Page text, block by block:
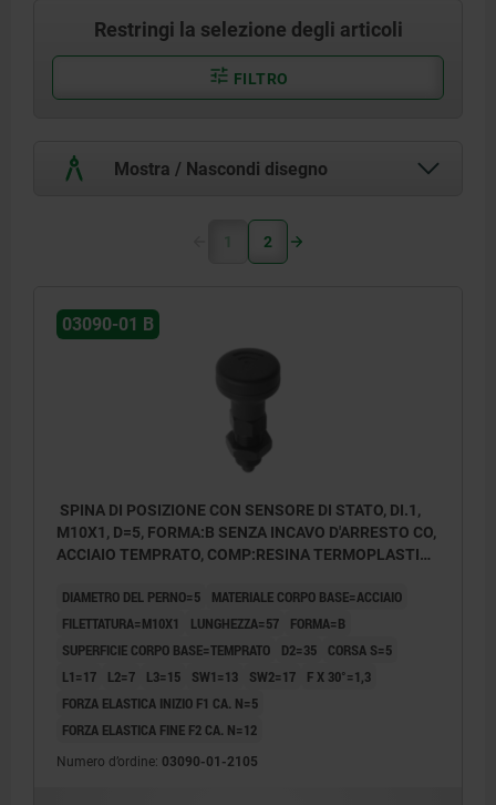
Restringi la selezione degli articoli
FILTRO
Mostra / Nascondi disegno
1 2
03090-01 B
SPINA DI POSIZIONE CON SENSORE DI STATO, DI.1,
M10X1, D=5, FORMA:B SENZA INCAVO D'ARRESTO CO,
ACCIAIO TEMPRATO, COMP:RESINA TERMOPLASTICA
PERICOL.9
DIAMETRO DEL PERNO=5
MATERIALE CORPO BASE=ACCIAIO
FILETTATURA=M10X1
LUNGHEZZA=57
FORMA=B
SUPERFICIE CORPO BASE=TEMPRATO
D2=35
CORSA S=5
L1=17
L2=7 L3=15 SW1=13 SW2=17
F X 30°=1,3
FORZA ELASTICA INIZIO F1 CA. N=5
FORZA ELASTICA FINE F2 CA. N=12
Numero d’ordine: 03090-01-2105